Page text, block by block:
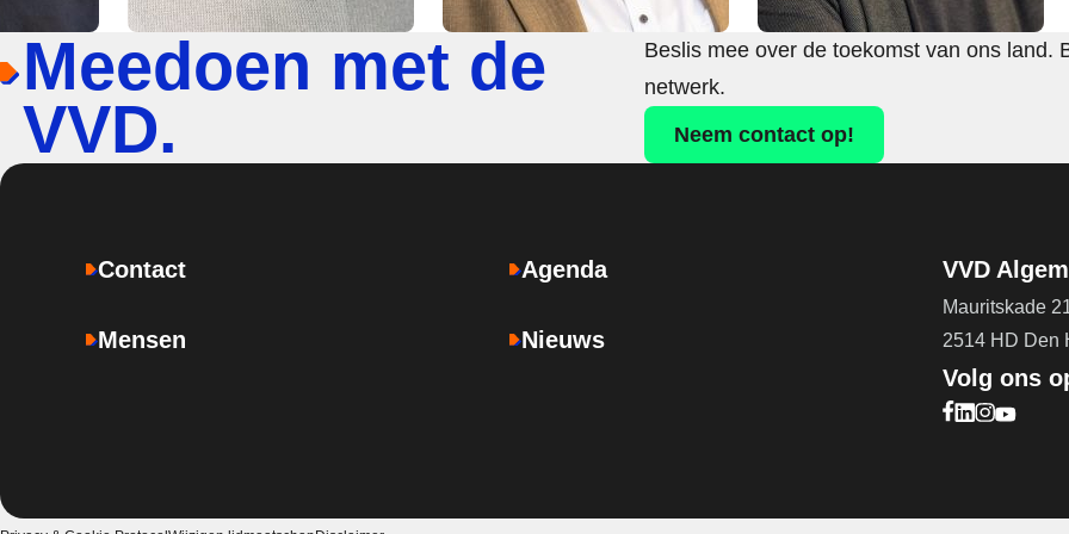
Meedoen met de
VVD.
Beslis mee over de toekomst van ons land.
netwerk.
Neem contact op!
Contact
Mensen
Agenda
Nieuws
VVD
Mauritskade
2514 HD Den
Volg ons
Bezoek onze
Bezoek
Bezoek
Bezoek